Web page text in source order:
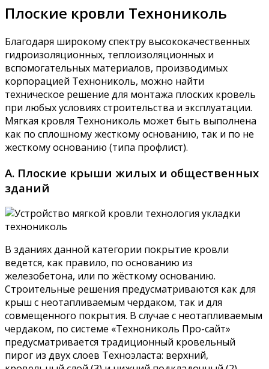
Плоские кровли Технониколь
Благодаря широкому спектру высококачественных
гидроизоляционных, теплоизоляционных и
вспомогательных материалов, производимых
корпорацией Технониколь, можно найти
техническое решение для монтажа плоских кровель
при любых условиях строительства и эксплуатации.
Мягкая кровля Технониколь может быть выполнена
как по сплошному жесткому основанию, так и по не
жесткому основанию (типа профлист).
А. Плоские крыши жилых и общественных
зданий
В зданиях данной категории покрытие кровли
ведется, как правило, по основанию из
железобетона, или по жёсткому основанию.
Строительные решения предусматриваются как для
крыш с неотапливаемым чердаком, так и для
совмещенного покрытия. В случае с неотапливаемым
чердаком, по системе «Технониколь Про-сайт»
предусматривается традиционный кровельный
пирог из двух слоев Техноэласта: верхний,